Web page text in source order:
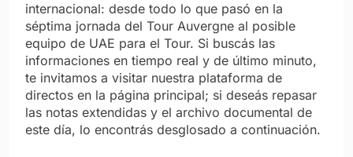
internacional: desde todo lo que pasó en la
séptima jornada del Tour Auvergne al posible
equipo de UAE para el Tour. Si buscás las
informaciones en tiempo real y de último minuto,
te invitamos a visitar nuestra plataforma de
directos en la página principal; si deseás repasar
las notas extendidas y el archivo documental de
este día, lo encontrás desglosado a continuación.